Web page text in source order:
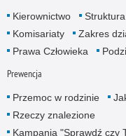
Kierownictwo
Komisariaty
Zakres
Prawa Człowieka
Prewencja
Przemoc w rodzinie
Rzeczy znalezione
Kampania "Sprawdź czy